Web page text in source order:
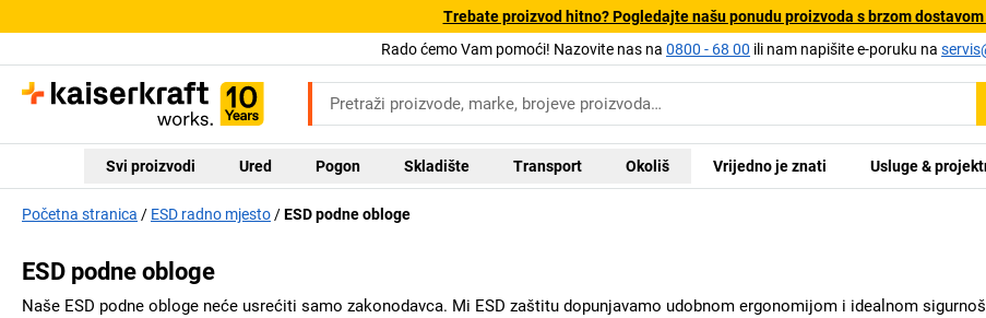
Trebate proizvod hitno? Pogledajte našu ponudu proizvoda s brzom
Rado ćemo Vam pomoći! Nazovite nas na 0800 - 68 00 ili nam napišite e-poruku na
Svi proizvodi Ured Pogon Skladište Transport Okoliš Vrijedno je znati Usluge &
Početna stranica ESD radno mjesto ESD podne obloge
ESD podne obloge
Naše ESD podne obloge neće usrećiti samo zakonodavca. Mi ESD zaštitu dopunjavamo udobnom ergonomijom i idealnom